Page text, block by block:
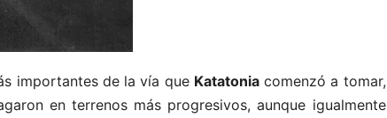
importantes de la vía que Katatoniacomenzó a tomar,
en terrenos más progresivos, aunque igualmente